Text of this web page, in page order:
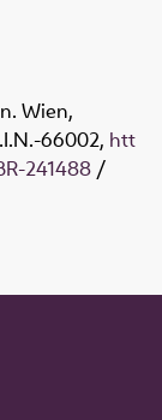
Wien,
66002, htt
241488 /